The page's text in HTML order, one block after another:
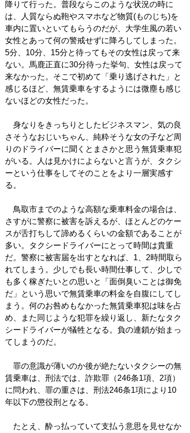
降りて行った。普段ならこのような状況の時に
は、人質ならぬ鞄やスマホなど物質(ものじち)を
車内に置いといてもらうのだが、大学生風の若い
女性とあって何の警戒せずに降ろしてしまった。
5分、10分、15分と待ってもその女性は戻って来
ない。馬鹿正直に30分待った挙句、女性は戻って
来なかった。そこで初めて「乗り逃げされた」と
感じるほど、無賃乗車をするようには微塵も感じ
ないほどの女性だった。
身なりをきっちりとしたビジネスマン、気の良
さそうなおじいちゃん、純粋そうな女の子など周
りのドライバーに聞くとまさかと思う無賃乗車犯
がいる。人は見かけによらないと言うが、タクシ
ーという仕事をしてそのことをより一層実感す
る。
鳥取市までのような高額な乗車料金の場合は、
さすがに警察に被害を訴えるが、ほとんどのケー
スが舌打ちして諦めるくらいの金額であることが
多い。タクシードライバーにとって時間は貴重
だ。警察に被害届を出すとなれば、1、2時間取ら
れてしまう。少しでも長い時間仕事して、少しで
も多く稼ぎたいとの思いと「面倒臭いことは御免
だ」という思いで無賃乗車の料金を自腹にしてし
まう。何のお咎めもなかった無賃乗車犯は味を占
め、また同じような犯罪を繰り返し、新たなタク
シードライバーが犠牲となる。負の連鎖が始まっ
てしまうのだ。
罪の意識が薄いのか後が絶たないタクシーの無
賃乗車は、刑法では、詐欺罪（246条1項、2項）
に問われ、罪の重さは、刑法246条1項により10
年以下の懲役刑となる。
たとえ、酔っ払っていて支払う意思を見せなか